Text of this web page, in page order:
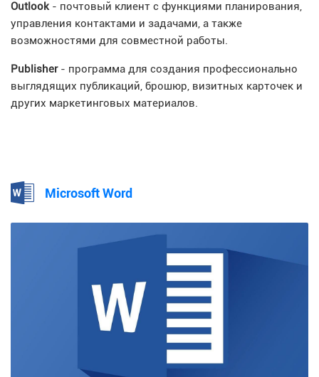
Outlook- почтовый клиент с функциями планирования,
управления контактами и задачами, а также
возможностями для совместной работы.
Publisher- программа для создания профессионально
выглядящих публикаций, брошюр, визитных карточек и
других маркетинговых материалов.
Microsoft Word